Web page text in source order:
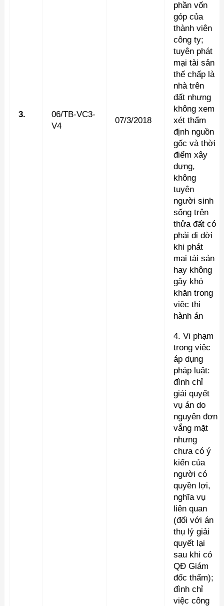
3.
06/TB-VC3-
V4
07/3/2018
phần vốn
góp của
thành viên
công ty;
tuyên phát
mại tài sản
thế chấp là
nhà trên
đất nhưng
không xem
xét thẩm
định nguồn
gốc và thời
điểm xây
dựng,
không
tuyên
người sinh
sống trên
thửa đất có
phải di dời
khi phát
mại tài sản
hay không
gây khó
khăn trong
việc thi
hành án
4. Vi phạm
trong việc
áp dụng
pháp luật:
đình chỉ
giải quyết
vụ án do
nguyên đơn
vắng mặt
nhưng
chưa có ý
kiến của
người có
quyền lợi,
nghĩa vụ
liên quan
(đối với án
thụ lý giải
quyết lại
sau khi có
QĐ Giám
đốc thẩm);
đình chỉ
việc công